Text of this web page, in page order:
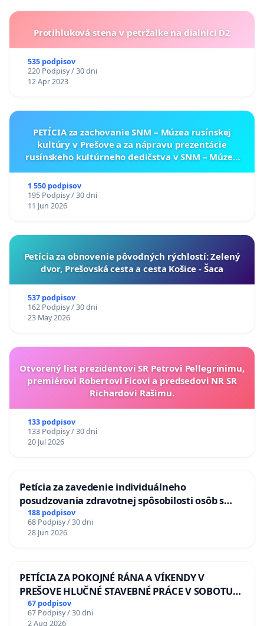
Protihluková stena v petržalke na dialnici D2
535 podpisov
220 Podpisy / 30 dni
12 Apr 2023
PETÍCIA za zachovanie SNM – Múzea rusínskej
kultúry v Prešove a za nápravu prezentácie
rusínskeho kultúrneho dedičstva v SNM – Múzeu
1 550 podpisov
195 Podpisy / 30 dni
11 Jun 2026
​Petícia za obnovenie pôvodných rýchlostí: Zelený
dvor, Prešovská cesta a cesta Košice - Šaca
537 podpisov
162 Podpisy / 30 dni
23 May 2026
Otvorený list prezidentovi SR Petrovi Pellegrinimu,
premiérovi Robertovi Ficovi a predsedovi NR SR
Richardovi Rašimu.
133 podpisov
133 Podpisy / 30 dni
20 Jul 2026
Petícia za zavedenie individuálneho
posudzovania zdravotnej spôsobilosti osôb s
diabetom 1. a 2. typu pri prijímaní do
Policajného zboru SR
188 podpisov
68 Podpisy / 30 dni
28 Jun 2026
PETÍCIA ZA POKOJNÉ RÁNA A VÍKENDY V
PREŠOVE HLUČNÉ STAVEBNÉ PRÁCE V SOBOTU
LEN OD 9.00 DO 13.00 HOD., CEZ PRACOVNÝ
TÝŽDEŇ CIEĽ 8.00 – 18.00 HOD. A PRAVIDELNÁ
67 podpisov
67 Podpisy / 30 dni
2 Aug 2026